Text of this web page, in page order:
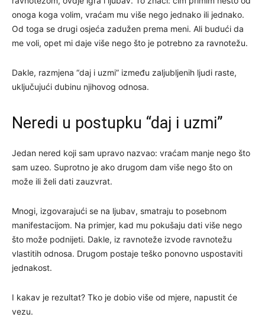
onoga koga volim, vraćam mu više nego jednako ili jednako.
Od toga se drugi osjeća zadužen prema meni. Ali budući da
me voli, opet mi daje više nego što je potrebno za ravnotežu.
Dakle, razmjena “daj i uzmi” između zaljubljenih ljudi raste,
uključujući dubinu njihovog odnosa.
Neredi u postupku “daj i uzmi”
Jedan nered koji sam upravo nazvao: vraćam manje nego što
sam uzeo. Suprotno je ako drugom dam više nego što on
može ili želi dati zauzvrat.
Mnogi, izgovarajući se na ljubav, smatraju to posebnom
manifestacijom. Na primjer, kad mu pokušaju dati više nego
što može podnijeti. Dakle, iz ravnoteže izvode ravnotežu
vlastitih odnosa. Drugom postaje teško ponovno uspostaviti
jednakost.
I kakav je rezultat? Tko je dobio više od mjere, napustit će
vezu.